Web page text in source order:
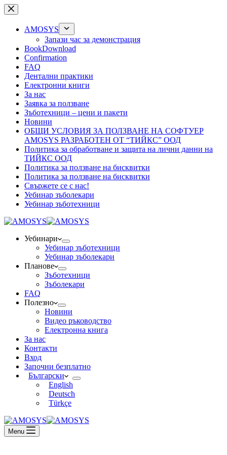
Skip
to
contentAMOSYS
Запази час за демонстрация
BookDownload
Confirmation
FAQ
Дентални практики
Електронни книги
За нас
Заявка за ползване
Зъботехници – цени и пакети
Новини
ОБЩИ УСЛОВИЯ ЗА ПОЛЗВАНЕ НА СОФТУЕР
AMOSYS РАЗРАБОТЕН ОТ “ТИЙКС” ООД
Политика за обработване и защита на лични данни на
ТИЙКС ООД
Политика за ползване на бисквитки
Политика за ползване на бисквитки
Свържете се с нас!
Уебинар зъболекари
Уебинар зъботехници
Уебинари
Уебинар зъботехници
Уебинар зъболекари
Планове
Зъботехници
Зъболекари
FAQ
Полезно
Новини
Видео ръководство
Електронна книга
За нас
Контакти
Вход
Започни безплатно
Български
English
Deutsch
Türkçe
Menu